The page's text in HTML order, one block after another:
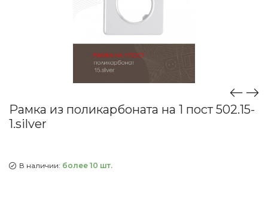
Рамка из поликарбоната на 1 пост 502.15-
1.silver
В наличии: более 10 шт.